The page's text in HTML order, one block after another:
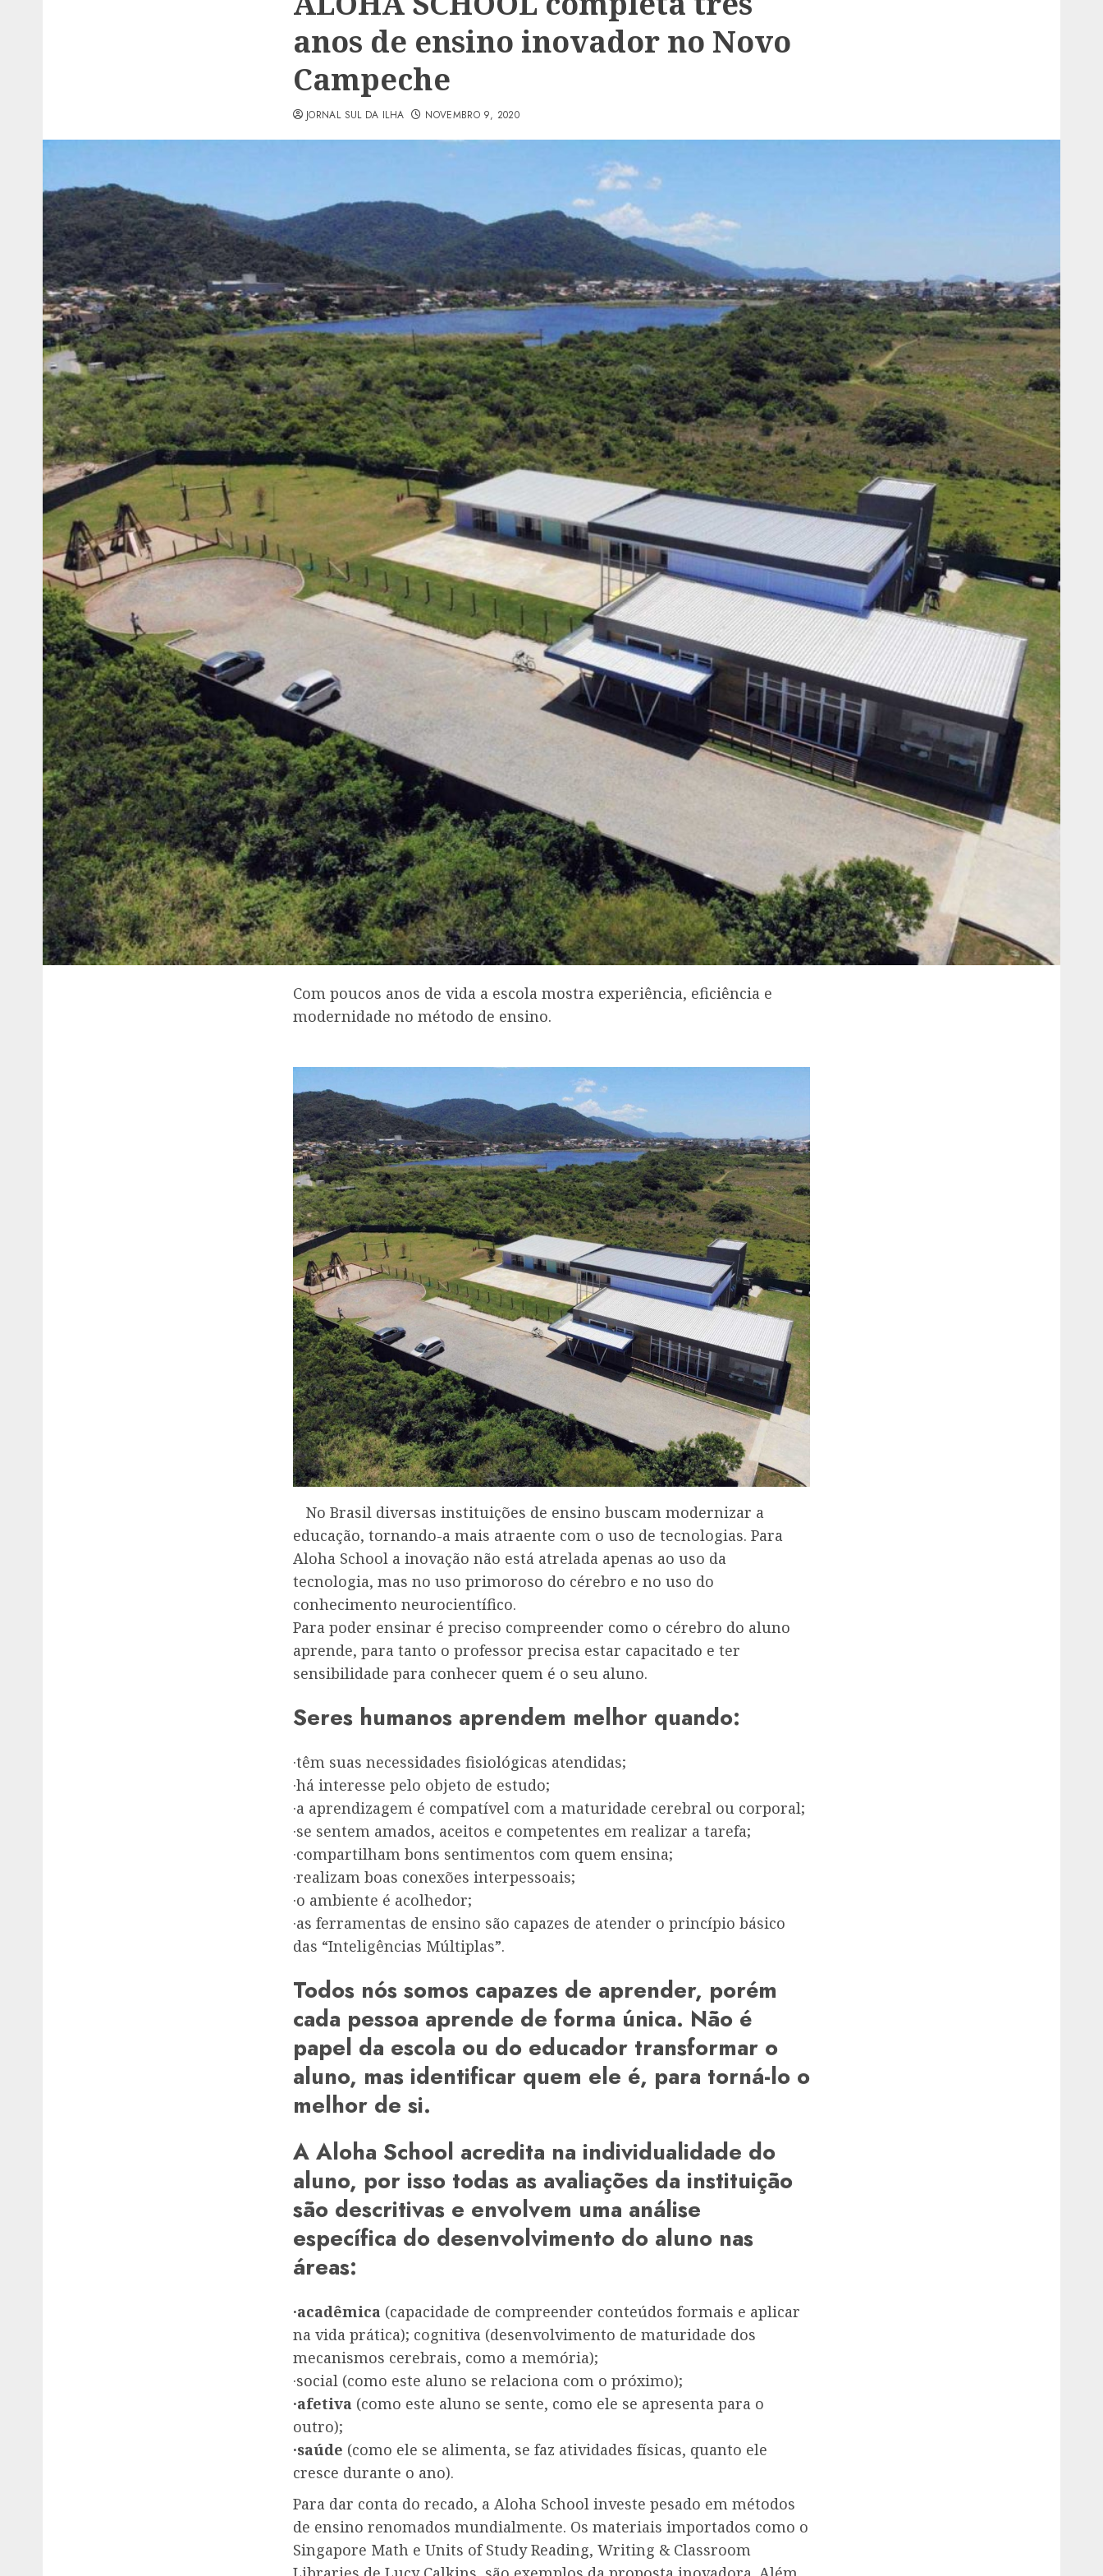
anos de ensino inovador no Novo
Campeche
JORNAL SUL DA ILHA NOVEMBRO 9, 2020
Com poucos anos de vida a escola mostra experiência, eficiência e
modernidade no método de ensino.
No Brasil diversas instituições de ensino buscam modernizar a
educação, tornando-a mais atraente com o uso de tecnologias. Para
Aloha School a inovação não está atrelada apenas ao uso da
tecnologia, mas no uso primoroso do cérebro e no uso do
conhecimento neurocientífico.
Para poder ensinar é preciso compreender como o cérebro do aluno
aprende, para tanto o professor precisa estar capacitado e ter
sensibilidade para conhecer quem é o seu aluno.
Seres humanos aprendem melhor quando:
·têm suas necessidades fisiológicas atendidas;
·há interesse pelo objeto de estudo;
·a aprendizagem é compatível com a maturidade cerebral ou corporal;
·se sentem amados, aceitos e competentes em realizar a tarefa;
·compartilham bons sentimentos com quem ensina;
·realizam boas conexões interpessoais;
·o ambiente é acolhedor;
·as ferramentas de ensino são capazes de atender o princípio básico
das “Inteligências Múltiplas”.
Todos nós somos capazes de aprender, porém
cada pessoa aprende de forma única. Não é
papel da escola ou do educador transformar o
aluno, mas identificar quem ele é, para torná-lo o
melhor de si.
A Aloha School acredita na individualidade do
aluno, por isso todas as avaliações da instituição
são descritivas e envolvem uma análise
específica do desenvolvimento do aluno nas
áreas:
·acadêmica (capacidade de compreender conteúdos formais e aplicar
na vida prática); cognitiva (desenvolvimento de maturidade dos
mecanismos cerebrais, como a memória);
·social (como este aluno se relaciona com o próximo);
·afetiva (como este aluno se sente, como ele se apresenta para o
outro);
·saúde (como ele se alimenta, se faz atividades físicas, quanto ele
cresce durante o ano).
Para dar conta do recado, a Aloha School investe pesado em métodos
de ensino renomados mundialmente. Os materiais importados como o
Singapore Math e Units of Study Reading, Writing & Classroom